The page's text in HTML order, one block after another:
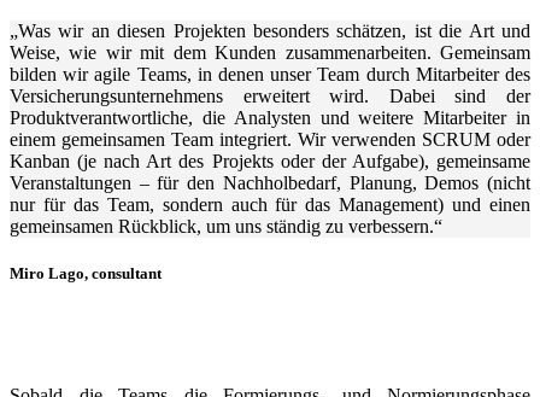
„Was wir an diesen Projekten besonders schätzen, ist die Art und
Weise, wie wir mit dem Kunden zusammenarbeiten. Gemeinsam
bilden wir agile Teams, in denen unser Team durch Mitarbeiter des
Versicherungsunternehmens erweitert wird. Dabei sind der
Produktverantwortliche, die Analysten und weitere Mitarbeiter in
einem gemeinsamen Team integriert. Wir verwenden SCRUM oder
Kanban (je nach Art des Projekts oder der Aufgabe), gemeinsame
Veranstaltungen – für den Nachholbedarf, Planung, Demos (nicht
nur für das Team, sondern auch für das Management) und einen
gemeinsamen Rückblick, um uns ständig zu verbessern.“
Miro Lago, consultant